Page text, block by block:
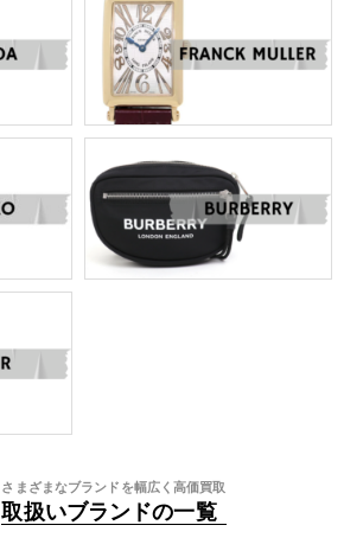
さまざまなブランドを幅広く高価買取
取扱いブランドの一覧